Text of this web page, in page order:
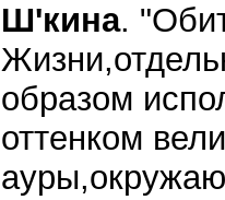
Ш'кина.
образом
оттенком